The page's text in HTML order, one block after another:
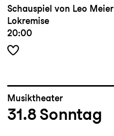
Schauspiel von Leo Meier
Lokremise
20:00
Musiktheater
31.8 Sonntag